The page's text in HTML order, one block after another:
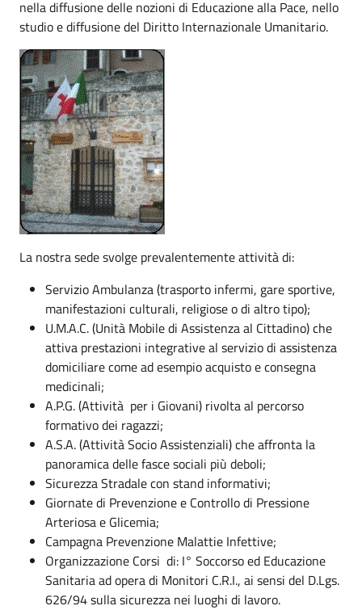
nella diffusione delle nozioni di Educazione alla Pace, nello
studio e diffusione del Diritto Internazionale Umanitario.
La nostra sede svolge prevalentemente attività di:
Servizio Ambulanza (trasporto infermi, gare sportive,
manifestazioni culturali, religiose o di altro tipo);
U.M.A.C. (Unità Mobile di Assistenza al Cittadino) che
attiva prestazioni integrative al servizio di assistenza
domiciliare come ad esempio acquisto e consegna
medicinali;
A.P.G. (Attività per i Giovani) rivolta al percorso
formativo dei ragazzi;
A.S.A. (Attività Socio Assistenziali) che affronta la
panoramica delle fasce sociali più deboli;
Sicurezza Stradale con stand informativi;
Giornate di Prevenzione e Controllo di Pressione
Arteriosa e Glicemia;
Campagna Prevenzione Malattie Infettive;
Organizzazione Corsi di: I° Soccorso ed Educazione
Sanitaria ad opera di Monitori C.R.I., ai sensi del D.Lgs.
626/94 sulla sicurezza nei luoghi di lavoro.